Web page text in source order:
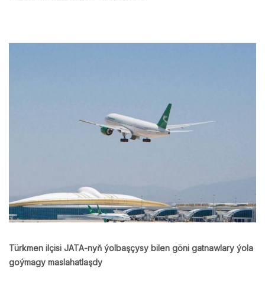
Türkmen ilçisi JATA-nyň ýolbaşçysy bilen göni gatnawlary ýola
goýmagy maslahatlaşdy